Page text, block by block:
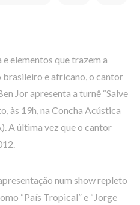
elementos que trazem a
brasileiro e africano, o cantor
Jor apresenta a turnê “Salve
às 19h, na Concha Acústica
A última vez que o cantor
num show repleto
“País Tropical” e “Jorge